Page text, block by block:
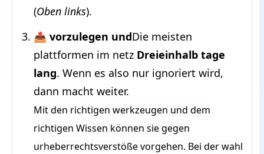
(Oben links).
📤 vorzulegen undDie meisten
plattformen im netz Dreieinhalb tage
lang. Wenn es also nur ignoriert wird,
dann macht weiter.
Mit den richtigen werkzeugen und dem
richtigen Wissen können sie gegen
urheberrechtsverstöße vorgehen. Bei der wahl